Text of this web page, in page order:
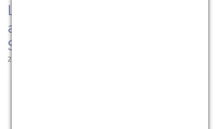
Live do Quartas da Extensão
apresenta “Quanto Custa o
Seu Negócio?”
21.07.2020 | 14:01